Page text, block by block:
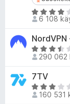
,
6
5
o
u
4
,
/
5
A
r
v
i
o
t
u
4
6 108
A
r
v
o
290 062
7TV
A
r
160 531